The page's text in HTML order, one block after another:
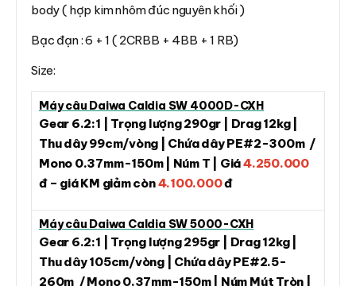
body ( hợp kim nhôm đúc nguyên khối )
Bạc đạn : 6 + 1 ( 2CRBB + 4BB + 1 RB)
Size:
Máy câu Daiwa Caldia SW 4000D-CXH
Gear 6.2:1 | Trọng lượng 290gr | Drag 12kg |
Thu dây 99cm/vòng | Chứa dây PE#2-300m /
Mono 0.37mm-150m | Núm T | Giá4.250.000
đ – giá KM giảm còn4.100.000đ
Máy câu Daiwa Caldia SW 5000-CXH
Gear 6.2:1 | Trọng lượng 295gr | Drag 12kg |
Thu dây 105cm/vòng | Chứa dây PE#2.5-
260m / Mono 0.37mm-150m | Núm Mút Tròn |